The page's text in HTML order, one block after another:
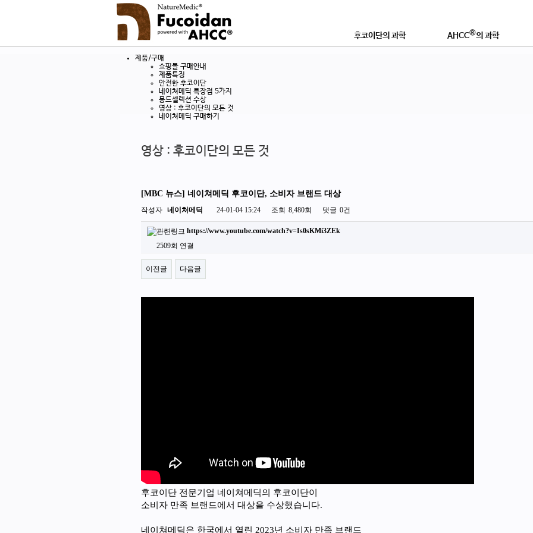
후코이단의 과학 AHCC®의 과학
제품/구매
쇼핑몰 구매안내
제품특징
안전한 후코이단
네이쳐메딕 특장점 5가지
몽드셀렉션 수상
영상 : 후코이단의 모든 것
네이쳐메딕 구매하기
영상 : 후코이단의 모든 것
[MBC 뉴스] 네이쳐메딕 후코이단, 소비자 브랜드 대상
작성자 네이쳐메딕 24-01-04 15:24 조회 8,480회 댓글 0건
https://www.youtube.com/watch?v=Is0sKMi3ZEk
2509회 연결
이전글 다음글
후코이단 전문기업 네이쳐메딕의 후코이단이
소비자 만족 브랜드에서 대상을 수상했습니다.
네이쳐메딕은 한국에서 열린 2023년 소비자 만족 브랜드